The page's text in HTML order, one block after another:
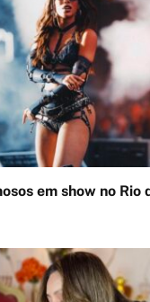
em show no Rio